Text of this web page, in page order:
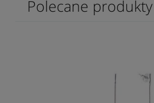
Polecane produkty